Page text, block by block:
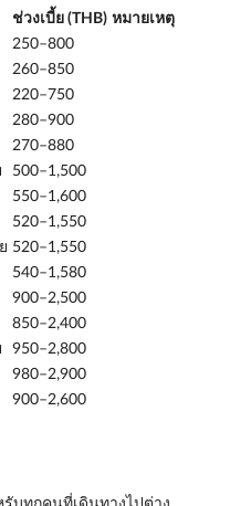
ช่วงเบี้ย (THB) หมายเหตุ
250–800
260–850
220–750
280–900
270–880
500–1,500
550–1,600
520–1,550
520–1,550
540–1,580
900–2,500
850–2,400
950–2,800
980–2,900
900–2,600
บทุกคนที่เดินทางไปต่าง